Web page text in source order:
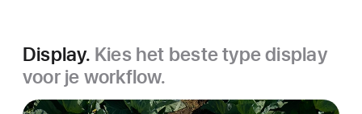
Display. Kies het beste type display
voor je workflow.